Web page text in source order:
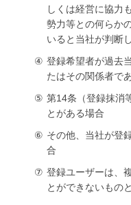
しくは経営に協力
勢力等との何らか
いると当社が判断
④ 登録希望者が過去
たはその関係者で
⑤ 第14条（登録抹消
とがある場合
⑥ その他、当社が登
合
⑦ 登録ユーザーは、
とができないもの